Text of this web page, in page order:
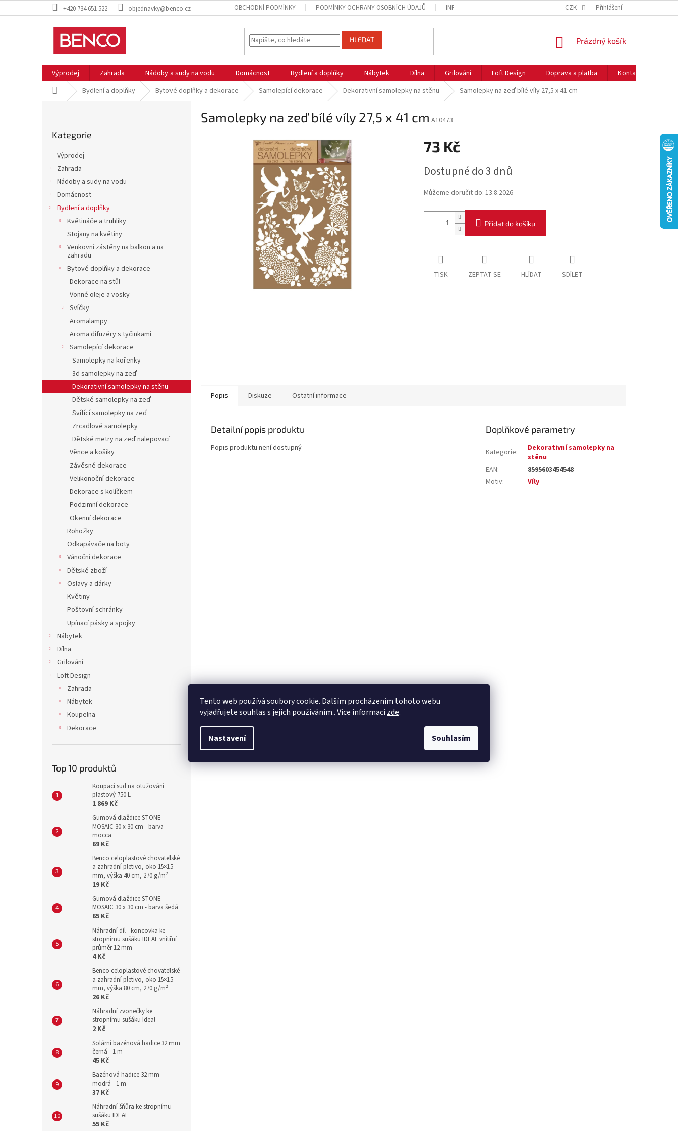
Tento web používá soubory cookie. Dalším procházením tohoto webu
vyjadřujete souhlas s jejich používáním.. Více informacízde.
Nastavení Souhlasím
na
+420 734 651 522 objednavky@benco.cz OBCHODNÍ PODMÍNKY PODMÍNKY OCHRANY OSOBNÍCH ÚDAJŮ INFORMACE O COOKIES NEJČASTĚJŠÍ OTÁZKY
CZK Přihlášení
HLEDAT
NÁKUPNÍ
Prázdný košík
Výprodej Zahrada Nádoby a sudy na vodu Domácnost Bydlení a doplňky Nábytek Dílna Grilování Loft Design Doprava a platba Kontakty
Domů Bydlení a doplňky Bytové doplňky a dekorace Samolepící dekorace Dekorativní samolepky na stěnu Samolepky na zeď bílé víly 27,5 x 41 cm
kategorie
Kategorie
Výprodej
Zahrada
Nádoby a sudy na vodu
Domácnost
Bydlení a doplňky
Květináče a truhlíky
Stojany na květiny
Venkovní zástěny na balkon a na
zahradu
Bytové doplňky a dekorace
Dekorace na stůl
Vonné oleje a vosky
Svíčky
Aromalampy
Aroma difuzéry s tyčinkami
Samolepící dekorace
Samolepky na kořenky
3d samolepky na zeď
Dekorativní samolepky na stěnu
Dětské samolepky na zeď
Svítící samolepky na zeď
Zrcadlové samolepky
Dětské metry na zeď nalepovací
Věnce a košíky
Závěsné dekorace
Velikonoční dekorace
Dekorace s kolíčkem
Podzimní dekorace
Okenní dekorace
Rohožky
Odkapávače na boty
Vánoční dekorace
Dětské zboží
Oslavy a dárky
Květiny
Poštovní schránky
Upínací pásky a spojky
Nábytek
Dílna
Grilování
Loft Design
Zahrada
Nábytek
Koupelna
Dekorace
Top 10 produktů
Koupací sud na otužování
plastový 750 L
1 869 Kč
Gumová dlaždice STONE
MOSAIC 30 x 30 cm - barva
mocca
69 Kč
Benco celoplastové chovatelské
a zahradní pletivo, oko 15×15
mm, výška 40 cm, 270 g/m²
19 Kč
Gumová dlaždice STONE
MOSAIC 30 x 30 cm - barva šedá
65 Kč
Náhradní díl - koncovka ke
stropnímu sušáku IDEAL vnitřní
průměr 12 mm
4 Kč
Benco celoplastové chovatelské
a zahradní pletivo, oko 15×15
mm, výška 80 cm, 270 g/m²
26 Kč
Náhradní zvonečky ke
stropnímu sušáku Ideal
2 Kč
Solární bazénová hadice 32 mm
černá - 1 m
45 Kč
Bazénová hadice 32 mm -
modrá - 1 m
37 Kč
Náhradní šňůra ke stropnímu
sušáku IDEAL
55 Kč
Samolepky na zeď bílé víly 27,5 x 41 cm A10473
73 Kč
cena:
Dostupné do 3 dnů
Můžeme doručit do: 13.8.2026
Přidat do košíku
TISK ZEPTAT SE HLÍDAT SDÍLET
Popis Diskuze Ostatní informace
Detailní popis produktu
Popis produktu není dostupný
Doplňkové parametry
Kategorie:
Dekorativní samolepky na
stěnu
EAN:
8595603454548
Motiv: Víly